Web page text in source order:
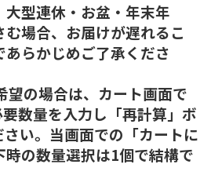
型連休・お盆・年末年
場合、お届けが遅れるこ
あらかじめご了承くださ
の場合は、カート画面で
要数量を入力し「再計算」ボ
い。当画面での「カートに
時の数量選択は1個で結構で